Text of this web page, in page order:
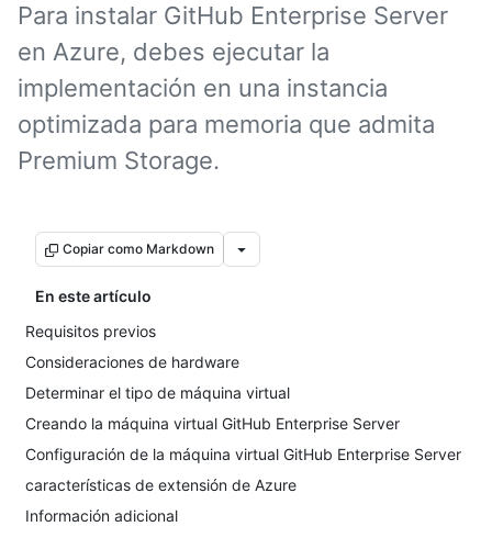
Para instalar GitHub Enterprise Server
en Azure, debes ejecutar la
implementación en una instancia
optimizada para memoria que admita
Premium Storage.
Copiar como Markdown
En este artículo
Requisitos previos
Consideraciones de hardware
Determinar el tipo de máquina virtual
Creando la máquina virtual GitHub Enterprise Server
Configuración de la máquina virtual GitHub Enterprise Server
características de extensión de Azure
Información adicional